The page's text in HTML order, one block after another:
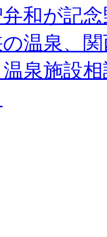
和が記
温泉、
泉施設